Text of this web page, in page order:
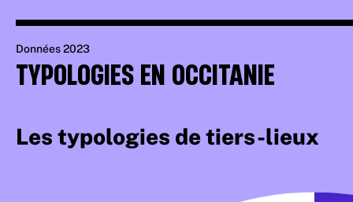
Données 2023
TYPOLOGIES EN OCCITANIE
Les typologies de tiers-lieux